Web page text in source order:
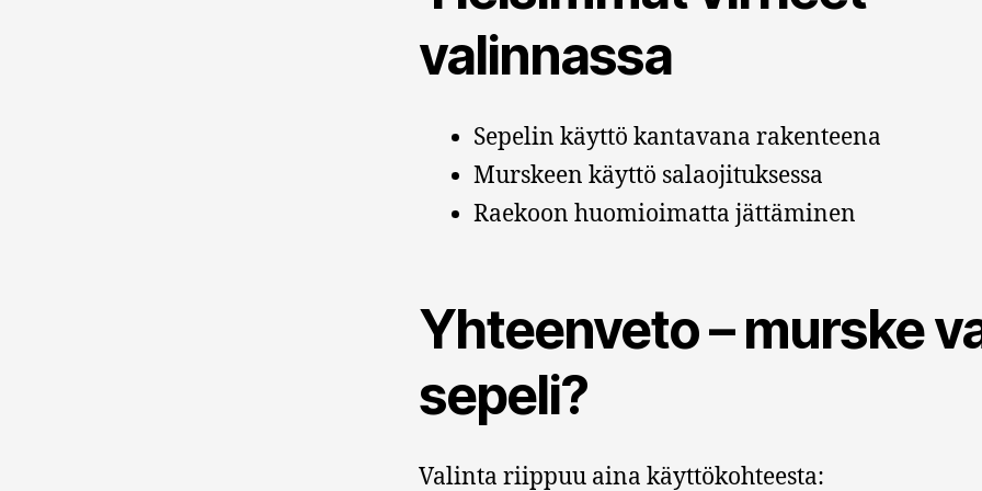
valinnassa
Sepelin käyttö kantavana rakenteena
Murskeen käyttö salaojituksessa
Raekoon huomioimatta jättäminen
Yhteenveto – murske
sepeli?
Valinta riippuu aina käyttökohteesta: